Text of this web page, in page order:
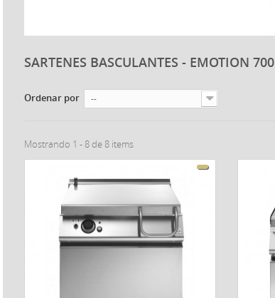
SARTENES BASCULANTES - EMOTION 700
Ordenar por --
Mostrando 1 - 8 de 8 items